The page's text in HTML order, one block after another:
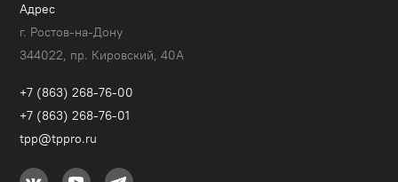
Адрес
г. Ростов-на-Дону
344022, пр. Кировский, 40A
+7 (863) 268-76-00
+7 (863) 268-76-01
tpp@tppro.ru